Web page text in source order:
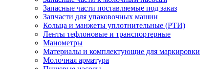
Запасные части поставляемые под заказ
Запчасти для упаковочных машин
Кольца и манжеты уплотнительные (РТИ)
Ленты тефлоновые и транспортерные
Манометры
Материалы и комплектующие для маркировки
Молочная арматура